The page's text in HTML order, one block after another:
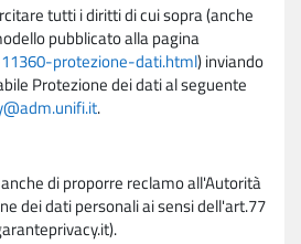
tutti i diritti di cui sopra (anche
pubblicato alla pagina
protezione-dati.html) inviando
Protezione dei dati al seguente
.
di proporre reclamo all'Autorità
dei dati personali ai sensi dell'art.77